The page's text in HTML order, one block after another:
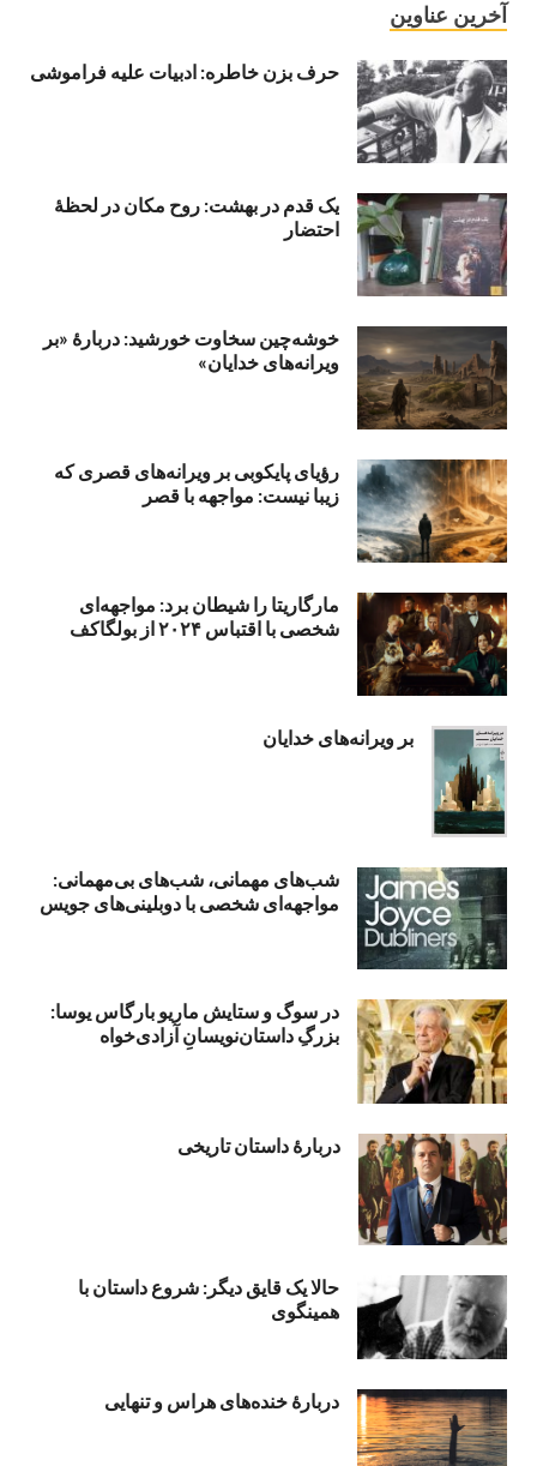
آخرین عناوین
حرف بزن خاطره: ادبیات علیه فراموشی
یک قدم در بهشت: روح مکان در لحظهٔ
احتضار
خوشه‌چین سخاوت خورشید: دربارهٔ «بر
ویرانه‌های خدایان»
رؤیای پایکوبی بر ویرانه‌های قصری که
زیبا نیست: مواجهه با قصر
مارگاریتا را شیطان برد: مواجهه‌ای
شخصی با اقتباس ۲۰۲۴ از بولگاکف
بر ویرانه‌های خدایان
شب‌های مهمانی، شب‌های بی‌مهمانی:
مواجهه‌ای شخصی با دوبلینی‌های جویس
در سوگ و ستایش ماریو بارگاس یوسا:
بزرگِ داستان‌نویسانِ آزادی‌خواه
دربارۀ داستان تاریخی
حالا یک قایق دیگر: شروع داستان با
همینگوی
دربارهٔ خنده‌های هراس و تنهایی